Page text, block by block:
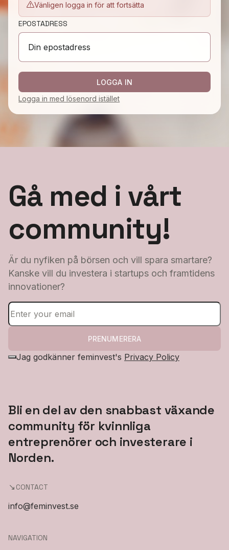
Vänligen logga in för att fortsätta
EPOSTADRESS
LOGGA IN
Logga in med lösenord istället
Gå med i vårt
community!
Är du nyfiken på börsen och vill spara smartare?
Kanske vill du investera i startups och framtidens
innovationer?
PRENUMERERA
Jag godkänner feminvest's Privacy Policy
Bli en del av den snabbast växande
community för kvinnliga
entreprenörer och investerare i
Norden.
CONTACT
info@feminvest.se
NAVIGATION